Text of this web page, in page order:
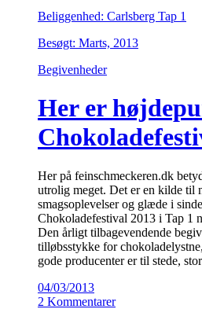
Beliggenhed: Carlsberg Tap 1
Besøgt: Marts, 2013
Begivenheder
Her er
Her på feinschmeckeren.dk
utrolig meget. Det er en kilde til
smagsoplevelser og glæde i
Chokoladefestival 2013 i Tap 1
Den årligt tilbagevendende
tilløbsstykke for
gode producenter er til stede,
04/03/2013
2 Kommentarer